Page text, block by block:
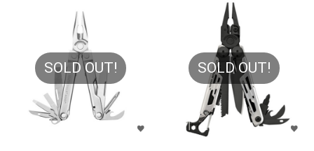
SOLD OUT! SOLD OUT!